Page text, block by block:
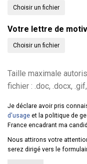
Choisir un fichier
Votre lettre de
Choisir un fichier
Taille maximale
fichier : .doc, .docx,
Je déclare avoir pris
d'usage et la politique de
France encadrant ma
Nous attirons votre
serez dirigé vers le